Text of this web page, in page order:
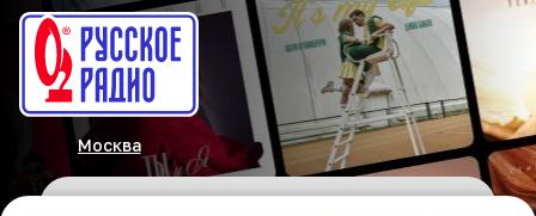
Москва